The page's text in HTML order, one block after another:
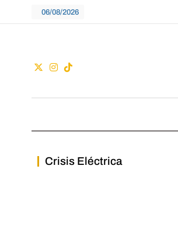
06/08/2026
Crisis Eléctrica